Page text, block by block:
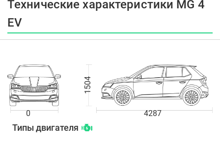
Технические характеристики MG 4
EV
0
1504
4287
Типы двигателя